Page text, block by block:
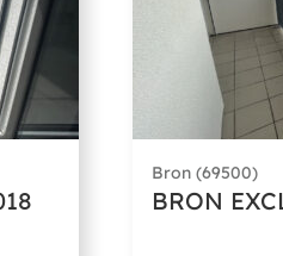
Bron (69500)
BRON